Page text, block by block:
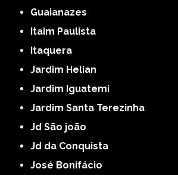
Guaianazes
Itaim Paulista
Itaquera
Jardim Helian
Jardim Iguatemi
Jardim Santa Terezinha
Jd São joão
Jd da Conquista
José Bonifácio